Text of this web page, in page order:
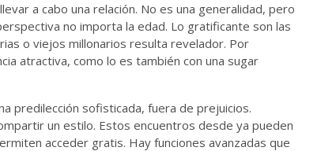
a cabo una relación. No es una generalidad, pero
no importa la edad. Lo gratificante son las
o viejos millonarios resulta revelador. Por
atractiva, como lo es también con una sugar
predilección sofisticada, fuera de prejuicios.
un estilo. Estos encuentros desde ya pueden
acceder gratis. Hay funciones avanzadas que